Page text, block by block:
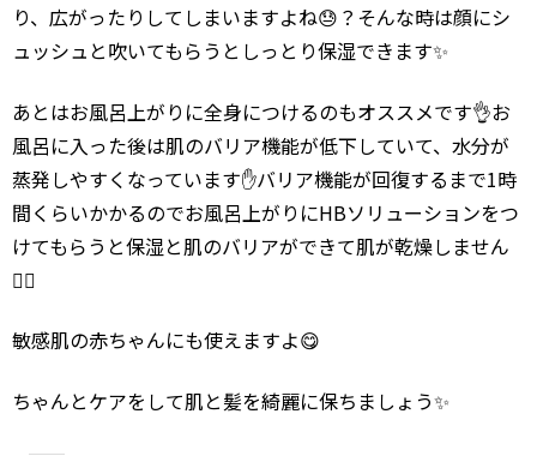
り、広がったりしてしまいますよね😓？そんな時は顔にシ
ュッシュと吹いてもらうとしっとり保湿できます✨
あとはお風呂上がりに全身につけるのもオススメです👌お
風呂に入った後は肌のバリア機能が低下していて、水分が
蒸発しやすくなっています✋バリア機能が回復するまで1時
間くらいかかるのでお風呂上がりにHBソリューションをつ
けてもらうと保湿と肌のバリアができて肌が乾燥しません
🙆‍♂️
敏感肌の赤ちゃんにも使えますよ😋
ちゃんとケアをして肌と髪を綺麗に保ちましょう✨